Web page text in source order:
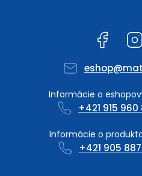
eshop@
+421 915 960
+421 905